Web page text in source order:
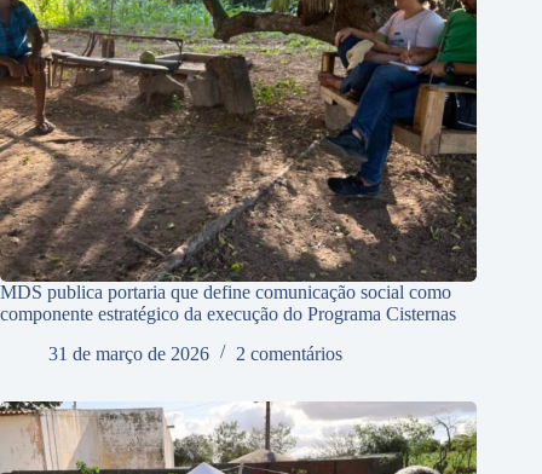
MDS publica portaria que define comunicação social como
componente estratégico da execução do Programa Cisternas
31 de março de 2026
2 comentários